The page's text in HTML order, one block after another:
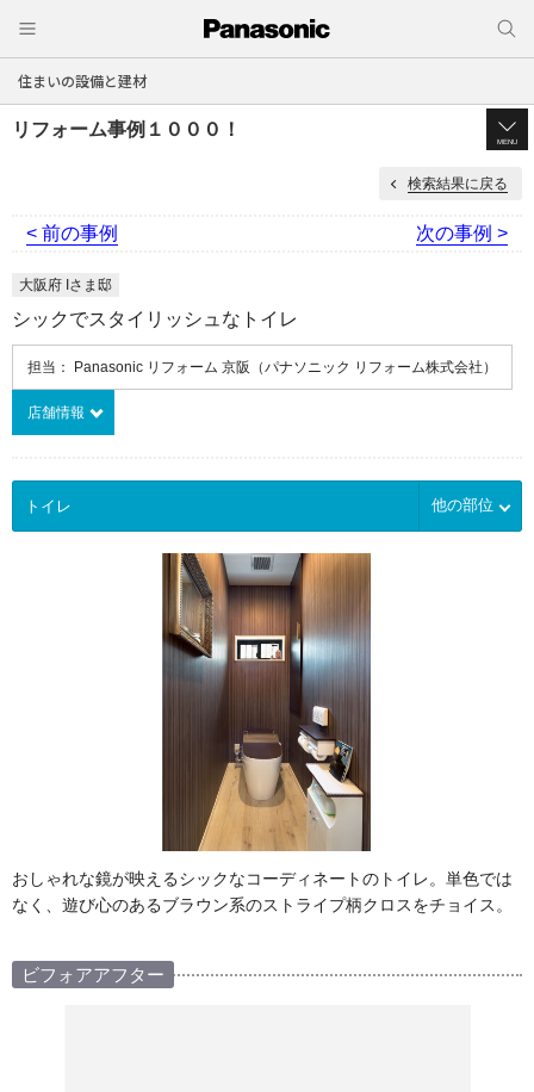
住まいの設備と建材
リフォーム事例１０００！
MENU
検索結果に戻る
< 前の事例 次の事例 >
大阪府 Iさま邸
シックでスタイリッシュなトイレ
担当： Panasonic リフォーム 京阪（パナソニック リフォーム株式会社）
店舗情報
他の部位
おしゃれな鏡が映えるシックなコーディネートのトイレ。単色では
なく、遊び心のあるブラウン系のストライプ柄クロスをチョイス。
ビフォアアフター